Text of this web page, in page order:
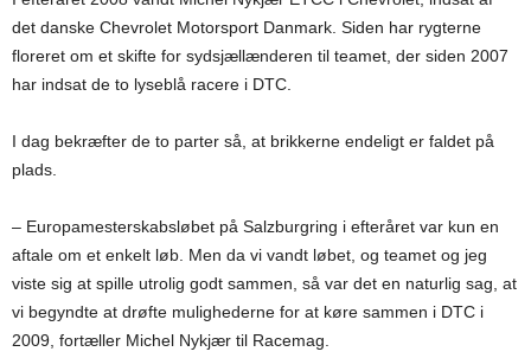
det danske Chevrolet Motorsport Danmark. Siden har rygterne
floreret om et skifte for sydsjællænderen til teamet, der siden 2007
har indsat de to lyseblå racere i DTC.
I dag bekræfter de to parter så, at brikkerne endeligt er faldet på
plads.
– Europamesterskabsløbet på Salzburgring i efteråret var kun en
aftale om et enkelt løb. Men da vi vandt løbet, og teamet og jeg
viste sig at spille utrolig godt sammen, så var det en naturlig sag, at
vi begyndte at drøfte mulighederne for at køre sammen i DTC i
2009, fortæller Michel Nykjær til Racemag.